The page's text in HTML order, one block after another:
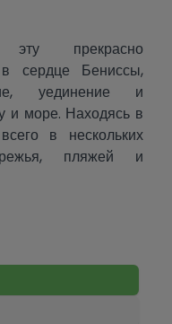
прекрасно
сердце Бениссы,
уединение и
и море. Находясь в
в нескольких
пляжей и
собственность
ванными
и полностью